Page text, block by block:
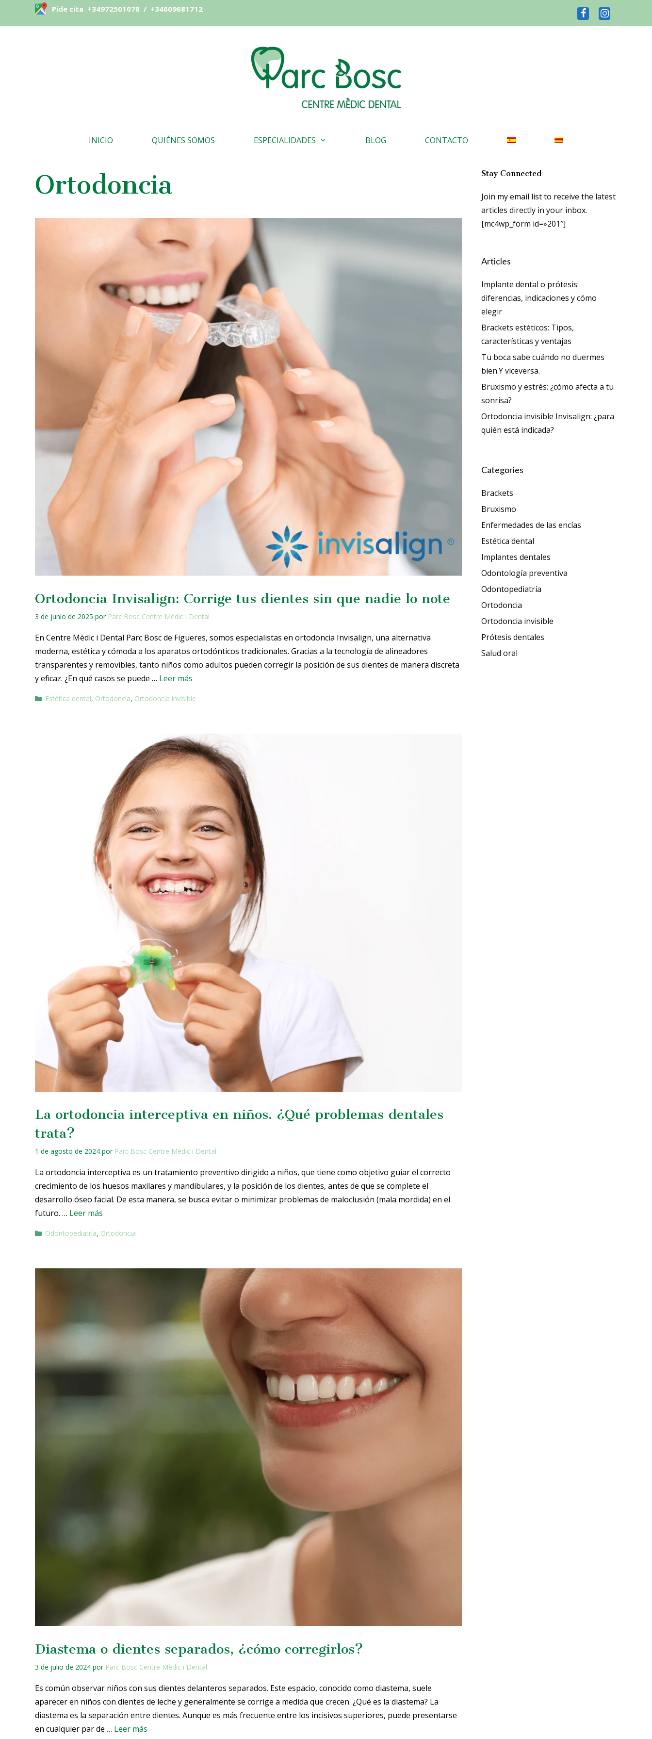
Pide cita +34972501078 / +34609681712
INICIO QUIÉNES SOMOS ESPECIALIDADES BLOG CONTACTO
Ortodoncia
Ortodoncia Invisalign: Corrige tus dientes sin que nadie lo note
3 de junio de 2025 por Parc Bosc Centre Mèdic i Dental
En Centre Mèdic i Dental Parc Bosc de Figueres, somos especialistas en ortodoncia Invisalign, una alternativa
moderna, estética y cómoda a los aparatos ortodónticos tradicionales. Gracias a la tecnología de alineadores
transparentes y removibles, tanto niños como adultos pueden corregir la posición de sus dientes de manera discreta
y eficaz. ¿En qué casos se puede … Leer más
Estética dental, Ortodoncia, Ortodoncia invisible
La ortodoncia interceptiva en niños. ¿Qué problemas dentales
trata?
1 de agosto de 2024 por Parc Bosc Centre Mèdic i Dental
La ortodoncia interceptiva es un tratamiento preventivo dirigido a niños, que tiene como objetivo guiar el correcto
crecimiento de los huesos maxilares y mandibulares, y la posición de los dientes, antes de que se complete el
desarrollo óseo facial. De esta manera, se busca evitar o minimizar problemas de maloclusión (mala mordida) en el
futuro. … Leer más
Odontopediatría, Ortodoncia
Diastema o dientes separados, ¿cómo corregirlos?
3 de julio de 2024 por Parc Bosc Centre Mèdic i Dental
Es común observar niños con sus dientes delanteros separados. Este espacio, conocido como diastema, suele
aparecer en niños con dientes de leche y generalmente se corrige a medida que crecen. ¿Qué es la diastema? La
diastema es la separación entre dientes. Aunque es más frecuente entre los incisivos superiores, puede presentarse
en cualquier par de … Leer más
Stay Connected
Join my email list to receive the latest
articles directly in your inbox.
[mc4wp_form id=»201″]
Articles
Implante dental o prótesis:
diferencias, indicaciones y cómo
elegir
Brackets estéticos: Tipos,
características y ventajas
Tu boca sabe cuándo no duermes
bien.Y viceversa.
Bruxismo y estrés: ¿cómo afecta a tu
sonrisa?
Ortodoncia invisible Invisalign: ¿para
quién está indicada?
Categories
Brackets
Bruxismo
Enfermedades de las encías
Estética dental
Implantes dentales
Odontología preventiva
Odontopediatría
Ortodoncia
Ortodoncia invisible
Prótesis dentales
Salud oral